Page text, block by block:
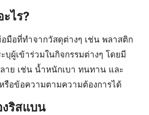
ไร?
มือที่ทำจากวัสดุต่างๆ เช่น พลาสติก
บุผู้เข้าร่วมในกิจกรรมต่างๆ โดยมี
ย เช่น น้ำหนักเบา ทนทาน และ
รือข้อความตามความต้องการได้
งริสแบน